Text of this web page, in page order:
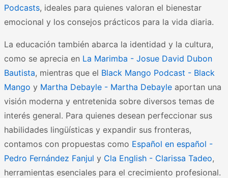
Podcasts, ideales para quienes valoran el bienestar
emocional y los consejos prácticos para la vida diaria.
La educación también abarca la identidad y la cultura,
como se aprecia en La Marimba - Josue David Dubon
Bautista, mientras que el Black Mango Podcast - Black
Mango y Martha Debayle - Martha Debayle aportan una
visión moderna y entretenida sobre diversos temas de
interés general. Para quienes desean perfeccionar sus
habilidades lingüísticas y expandir sus fronteras,
contamos con propuestas como Español en español -
Pedro Fernández Fanjul y Cla English - Clarissa Tadeo,
herramientas esenciales para el crecimiento profesional.